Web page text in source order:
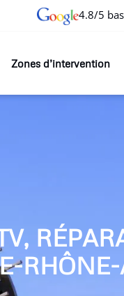
4.8/5
Zones d’intervention
RHÔNE-